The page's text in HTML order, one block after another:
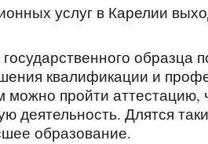
услуг в Карелии
образца
квалификации и
можно пройти аттестацию,
деятельность. Длятся
образование.